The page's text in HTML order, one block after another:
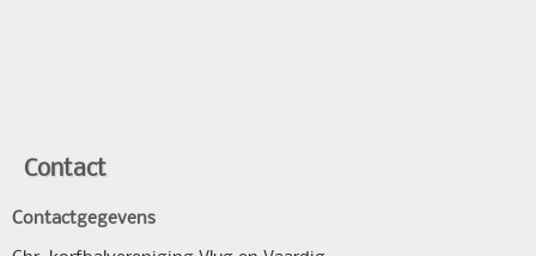
Contact
Contactgegevens